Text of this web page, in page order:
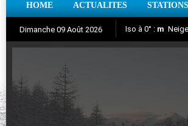
HOME ACTUALITES STATIONS
Dimanche 09 Août 2026 Iso à 0° : m